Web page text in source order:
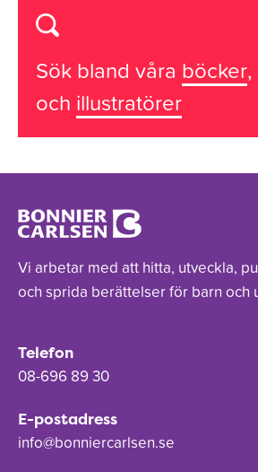
Sök bland våra böcker,
och illustratörer
Vi arbetar med att hitta, utveckla,
och sprida berättelser för barn och
Telefon
08-696 89 30
E-postadress
info@bonniercarlsen.se